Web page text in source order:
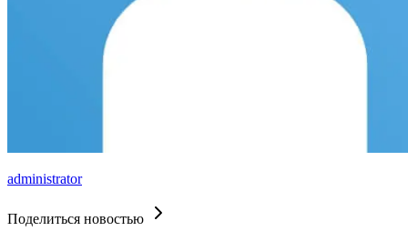
administrator
Поделиться новостью